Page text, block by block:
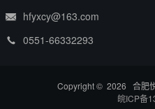
hfyxcy@163.com
0551-66332293
Copyright © 2026 合肥
皖ICP备